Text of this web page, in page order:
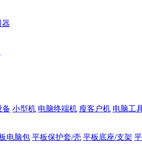
器
备 小型机 电脑终端机 瘦客户机 电脑工
电脑包 平板保护套/壳 平板底座/支架